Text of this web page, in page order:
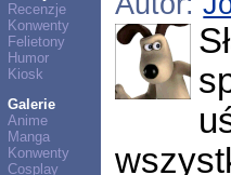
Recenzje
Konwenty
Felietony
Humor
Kiosk
Galerie
Anime
Manga
Konwenty
Cosplay